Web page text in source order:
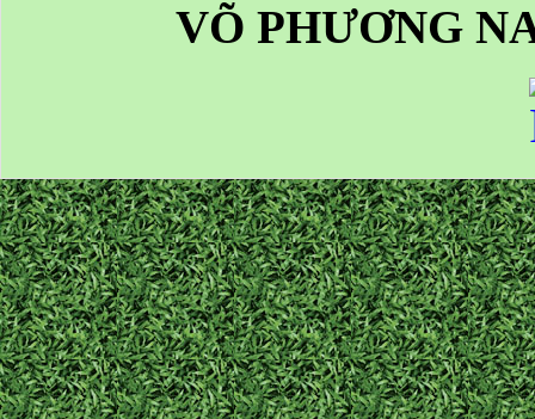
VÕ PHƯƠNG